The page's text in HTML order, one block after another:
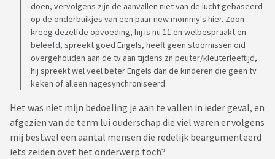
doen, vervolgens zijn de aanvallen niet van de lucht gebaseerd
op de onderbuikjes van een paar new mommy's hier. Zoon
kreeg dezelfde opvoeding, hij is nu 11 en welbespraakt en
beleefd, spreekt goed Engels, heeft geen stoornissen oid
overgehouden aan de tv aan tijdens zn peuter/kleuterleeftijd,
hij spreekt wel veel beter Engels dan de kinderen die geen tv
keken of alleen nagesynchroniseerd
Het was niet mijn bedoeling je aan te vallen in ieder geval, en
afgezien van de term lui ouderschap die viel waren er volgens
mij bestwel een aantal mensen die redelijk beargumenteerd
iets zeiden ovet het onderwerp toch?